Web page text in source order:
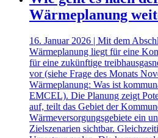
Wärmeplanung
16. Januar 2026 | Mit dem
Wärmeplanung liegt für eine
für eine zukünftige
vor (siehe Frage des Monats
Wärmeplanung: Was ist
EMCEL). Die Planung zeigt
auf, teilt das Gebiet der
Wärmeversorgungsgebiete ein
Zielszenarien sichtbar.